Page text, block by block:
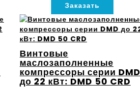
Заказать
Винтовые
маслозаполненные
компрессоры серии DMD
до 22 кВт: DMD 50 CRD